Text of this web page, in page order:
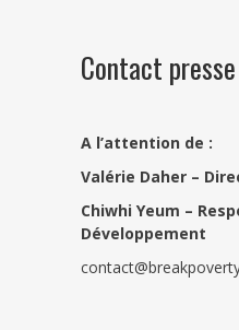
Contact presse
A l’attention de :
Valérie Daher –
Chiwhi Yeum –
Développement